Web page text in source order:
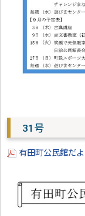
31号
有田町公民館だ